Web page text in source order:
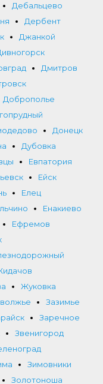
Дебальцево
Дербент
Джанкой
Дмитров
Доброполье
Донецк
Дубовка
Евпатория
Ейск
Елец
Енакиево
Ефремов
Жуковка
Зазимье
Заречное
Звенигород
Зимовники
Золотоноша